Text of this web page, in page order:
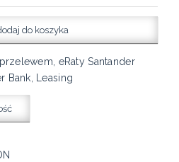
do koszyka
eRaty Santander
Bank, Leasing